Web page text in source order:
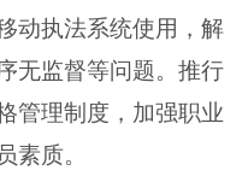
动执法系统使用，解
无监督等问题。推行
管理制度，加强职业
素质。